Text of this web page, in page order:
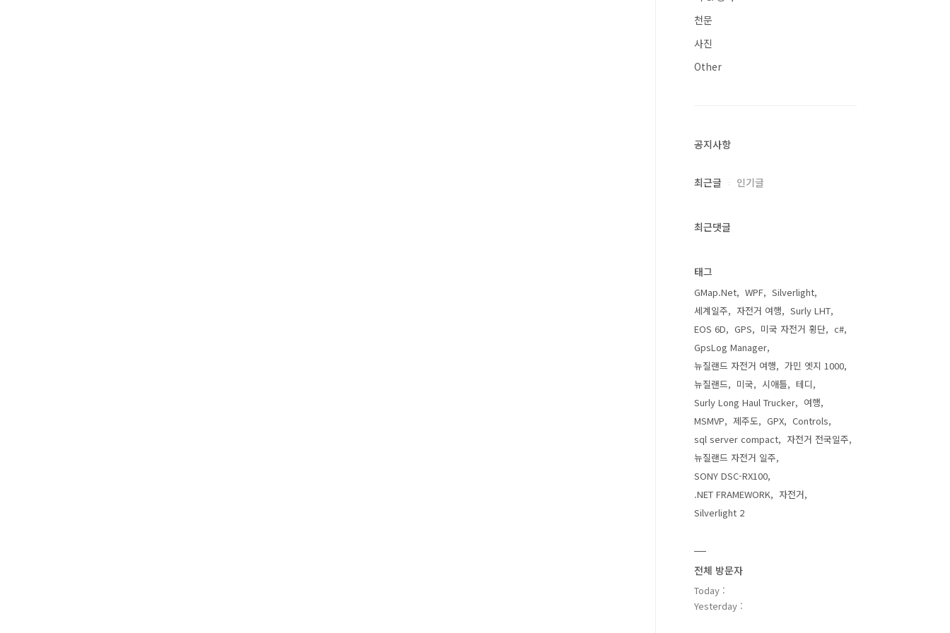
천문
사진
Other
공지사항
최근글 인기글
최근댓글
태그
GMap.Net WPF
Silverlight
세계일주
자전거 여행
Surly LHT
EOS 6D
GPS 미국 자전거 횡단
c#
GpsLog Manager
뉴질랜드 자전거 여행
가민 엣지 1000
뉴질랜드
미국 시애틀
테디
Surly Long Haul Trucker
여행
MSMVP
제주도 GPX
Controls
sql server compact
자전거 전국일주
뉴질랜드 자전거 일주
SONY DSC-RX100
.NET FRAMEWORK
자전거
Silverlight 2
전체 방문자
Today :
Yesterday :